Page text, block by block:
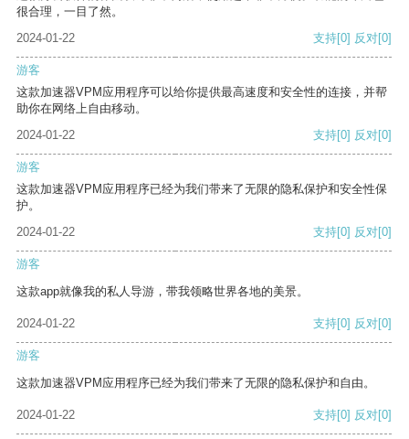
很合理，一目了然。
2024-01-22
支持[0] 反对[0]
游客
这款加速器VPM应用程序可以给你提供最高速度和安全性的连接，并帮
助你在网络上自由移动。
2024-01-22
支持[0] 反对[0]
游客
这款加速器VPM应用程序已经为我们带来了无限的隐私保护和安全性保
护。
2024-01-22
支持[0] 反对[0]
游客
这款app就像我的私人导游，带我领略世界各地的美景。
2024-01-22 支持[0] 反对[0]
游客
这款加速器VPM应用程序已经为我们带来了无限的隐私保护和自由。
2024-01-22 支持[0] 反对[0]